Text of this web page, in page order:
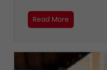
Read More